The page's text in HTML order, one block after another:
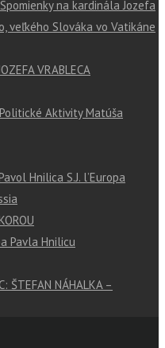
na kardinála Jozefa
veľkého Slováka vo Vatikáne
VRABLECA
Aktivity Matúša
Hnilica S.J. l’Europa
Pavla Hnilicu
ŠTEFAN NÁHALKA –